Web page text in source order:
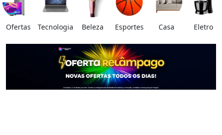
Ofertas Tecnologia Beleza Esportes Casa Eletro